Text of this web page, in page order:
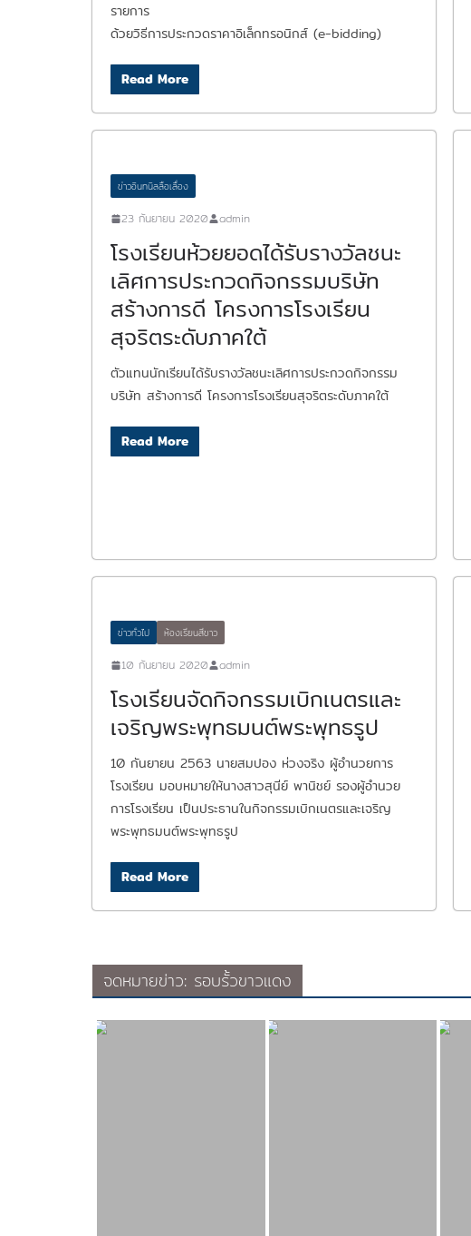
รายการ
ด้วยวิธีการประกวดราคาอิเล็กทรอนิกส์ (e-bidding)
Read More
ข่าวอินทนิลลือเลื่อง
23 กันยายน 2020 admin
โรงเรียนห้วยยอดได้รับรางวัลชนะ
เลิศการประกวดกิจกรรมบริษัท
สร้างการดี โครงการโรงเรียน
สุจริตระดับภาคใต้
ตัวแทนนักเรียนได้รับรางวัลชนะเลิศการประกวดกิจกรรม
บริษัท สร้างการดี โครงการโรงเรียนสุจริตระดับภาคใต้
Read More
ข่าวทั่วไป ห้องเรียนสีขาว
10 กันยายน 2020 admin
โรงเรียนจัดกิจกรรมเบิกเนตรและ
เจริญพระพุทธมนต์พระพุทธรูป
10 กันยายน 2563 นายสมปอง ห่วงจริง ผู้อำนวยการ
โรงเรียน มอบหมายให้นางสาวสุนีย์ พานิชย์ รองผู้อำนวย
การโรงเรียน เป็นประธานในกิจกรรมเบิกเนตรและเจริญ
พระพุทธมนต์พระพุทธรูป
Read More
จดหมายข่าว: รอบรั้วขาวแดง